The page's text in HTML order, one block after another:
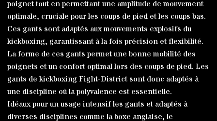
poignet tout en permettant une amplitude de mouvement
optimale, cruciale pour les coups de pied et les coups bas.
Ces gants sont adaptés aux mouvements explosifs du
kickboxing, garantissant à la fois précision et flexibilité.
La forme de ces gants permet une bonne mobilité des
poignets et un confort optimal lors des coups de pied. Les
gants de kickboxing Fight-District sont donc adaptés à
une discipline où la polyvalence est essentielle.
Idéaux pour un usage intensif les gants et adaptés à
diverses disciplines comme la boxe anglaise, le